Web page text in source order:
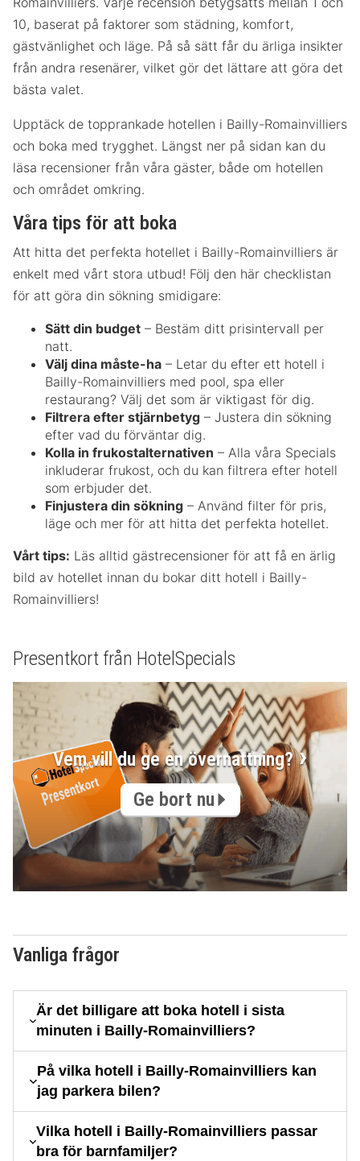
10, baserat på faktorer som städning, komfort,
gästvänlighet och läge. På så sätt får du ärliga insikter
från andra resenärer, vilket gör det lättare att göra det
bästa valet.
Upptäck de topprankade hotellen i Bailly-Romainvilliers
och boka med trygghet. Längst ner på sidan kan du
läsa recensioner från våra gäster, både om hotellen
och området omkring.
Våra tips för att boka
Att hitta det perfekta hotellet i Bailly-Romainvilliers är
enkelt med vårt stora utbud! Följ den här checklistan
för att göra din sökning smidigare:
Sätt din budget – Bestäm ditt prisintervall per
natt.
Välj dina måste-ha – Letar du efter ett hotell i
Bailly-Romainvilliers med pool, spa eller
restaurang? Välj det som är viktigast för dig.
Filtrera efter stjärnbetyg – Justera din sökning
efter vad du förväntar dig.
Kolla in frukostalternativen – Alla våra Specials
inkluderar frukost, och du kan filtrera efter hotell
som erbjuder det.
Finjustera din sökning – Använd filter för pris,
läge och mer för att hitta det perfekta hotellet.
Vårt tips: Läs alltid gästrecensioner för att få en ärlig
bild av hotellet innan du bokar ditt hotell i Bailly-
Romainvilliers!
Presentkort från HotelSpecials
Vem vill du ge en övernattning?
Ge bort nu
Vanliga frågor
Är det billigare att boka hotell i sista
minuten i Bailly-Romainvilliers?
På vilka hotell i Bailly-Romainvilliers kan
jag parkera bilen?
Vilka hotell i Bailly-Romainvilliers passar
bra för barnfamiljer?